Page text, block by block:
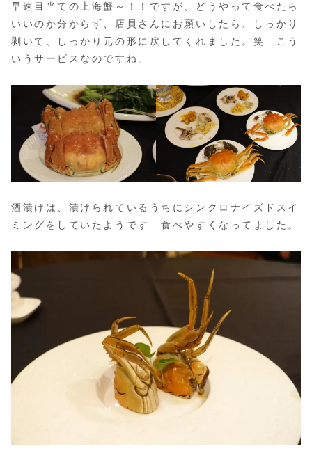
早速目当ての上海蟹～！！ですが、どうやって食べたら
いいのか分からず、店員さんにお願いしたら、しっかり
剥いて、しっかり元の形に戻してくれました。笑 こう
いうサービスなのですね。
酒漬けは、漬けられているうちにシンクロナイズドスイ
ミングをしていたようです…食べやすくなってました。